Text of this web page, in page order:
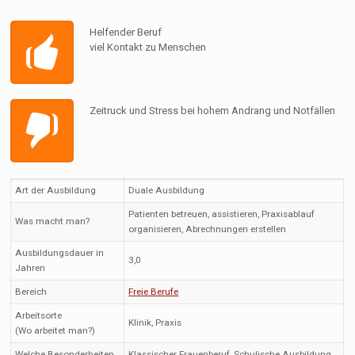
Helfender Beruf
viel Kontakt zu Menschen
Zeitruck und Stress bei hohem Andrang und Notfällen
Art der Ausbildung Duale Ausbildung
Was macht man?
Patienten betreuen, assistieren, Praxisablauf
organisieren, Abrechnungen erstellen
Ausbildungsdauer in
Jahren
3,0
Bereich Freie Berufe
Arbeitsorte
(Wo arbeitet man?)
Klinik, Praxis